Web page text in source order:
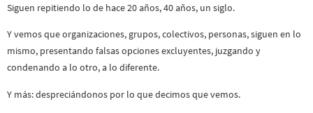
Siguen repitiendo lo de hace 20 años, 40 años, un siglo.
Y vemos que organizaciones, grupos, colectivos, personas, siguen en lo
mismo, presentando falsas opciones excluyentes, juzgando y
condenando a lo otro, a lo diferente.
Y más: despreciándonos por lo que decimos que vemos.